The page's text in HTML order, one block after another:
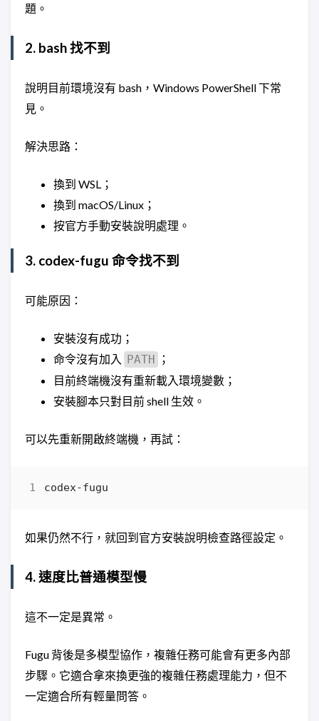
題。
2. bash 找不到
說明目前環境沒有 bash，Windows PowerShell 下常
見。
解決思路：
換到 WSL；
換到 macOS/Linux；
按官方手動安裝說明處理。
3. codex-fugu 命令找不到
可能原因：
安裝沒有成功；
命令沒有加入
PATH
；
目前終端機沒有重新載入環境變數；
安裝腳本只對目前 shell 生效。
可以先重新開啟終端機，再試：
如果仍然不行，就回到官方安裝說明檢查路徑設定。
4. 速度比普通模型慢
這不一定是異常。
Fugu 背後是多模型協作，複雜任務可能會有更多內部
步驟。它適合拿來換更強的複雜任務處理能力，但不
一定適合所有輕量問答。